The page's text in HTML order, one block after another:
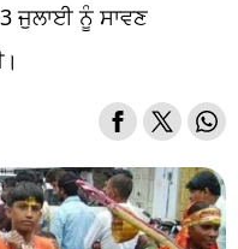
ਜੁਲਾਈ ਨੂੰ ਸਾਵਣ